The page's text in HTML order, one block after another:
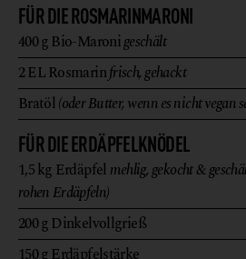
FÜR DIE ROSMARINMARONI
400g Bio-Maronigeschält
2ELRosmarinfrisch, gehackt
Bratöl(oder Butter, wenn es nicht vegan
FÜR DIE ERDÄPFELKNÖDEL
1,5kg Erdäpfel mehlig, gekocht &
rohen Erdäpfeln)
200gDinkelvollgrieß